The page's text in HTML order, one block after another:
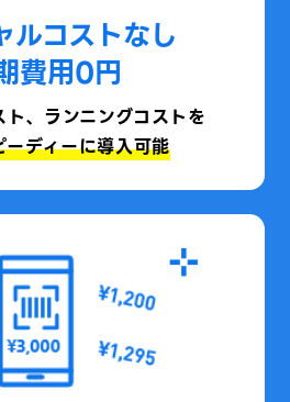
ルコストなし
費用0円
、ランニングコストを
ーディーに導入可能